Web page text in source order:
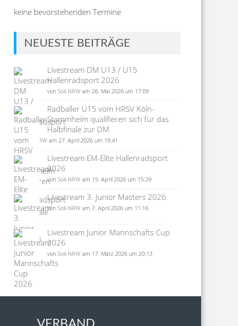
keine bevorstehenden Termine
NEUESTE BEITRÄGE
Livestream DM U13 / U15
Hallenradsport 2026
vonSoli-NRW am 26. Mai 2026 um 17:09
Radballer U15 vom HRSV Köln-
Stammheim qualifieren sich für das
Halbfinale zur DM
vonSoli-NRW am 27. April 2026 um 19:41
Livestream EM-Elite Hallenradsport
2026
vonSoli-NRW am 15. April 2026 um 15:29
Livestream 3. Junior Masters 2026
vonSoli-NRW am 7. April 2026 um 11:16
Livestream Junior Mannschafts Cup
2026
vonSoli-NRW am 17. März 2026 um 20:13